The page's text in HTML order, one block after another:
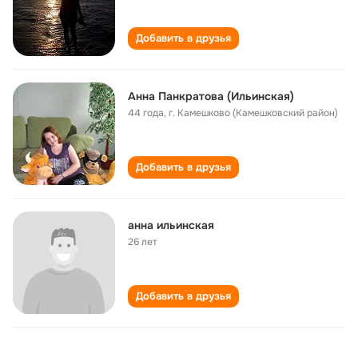
Добавить в друзья
Анна Панкратова (Ильинская)
44 года,г. Камешково (Камешковский район)
Добавить в друзья
анна ильинская
26 лет
Добавить в друзья